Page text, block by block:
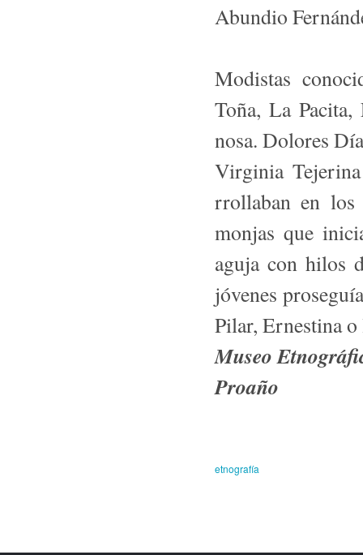
Abundio
Modistas
Toña, La
nosa. Dolores
Virginia
rrollaban en los
monjas que
aguja con hilos
jóvenes
Pilar, Ernestina
Museo
Proaño
etnografía